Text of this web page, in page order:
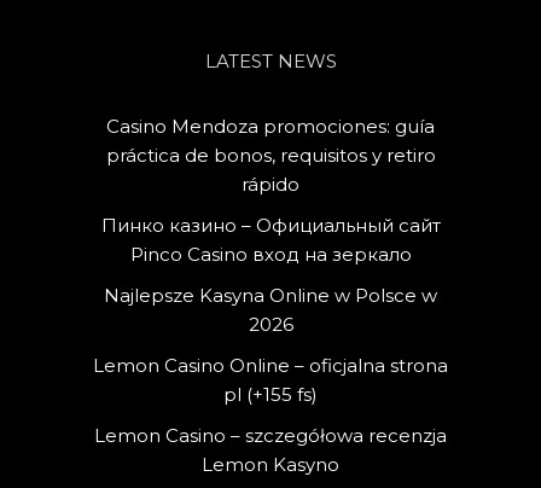
LATEST NEWS
Casino Mendoza promociones: guía
práctica de bonos, requisitos y retiro
rápido
Пинко казино – Официальный сайт
Pinco Casino вход на зеркало
Najlepsze Kasyna Online w Polsce w
2026
Lemon Casino Online – oficjalna strona
pl (+155 fs)
Lemon Casino – szczegółowa recenzja
Lemon Kasyno